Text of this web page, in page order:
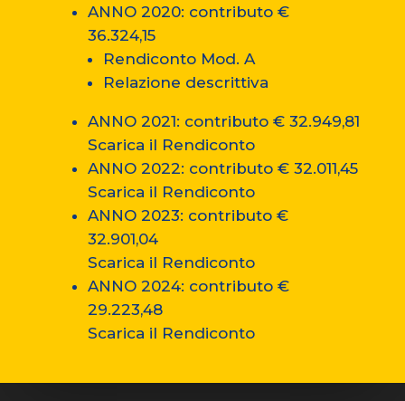
ANNO 2020: contributo €
36.324,15
Rendiconto Mod. A
Relazione descrittiva
ANNO 2021: contributo € 32.949,81
Scarica il Rendiconto
ANNO 2022: contributo € 32.011,45
Scarica il Rendiconto
ANNO 2023: contributo €
32.901,04
Scarica il Rendiconto
ANNO 2024: contributo €
29.223,48
Scarica il Rendiconto